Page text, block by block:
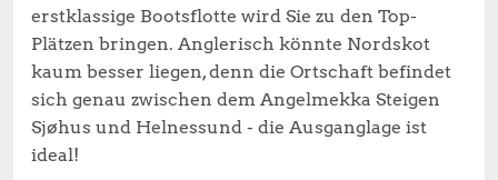
erstklassige Bootsflotte wird Sie zu den Top-
Plätzen bringen. Anglerisch könnte Nordskot
kaum besser liegen, denn die Ortschaft befindet
sich genau zwischen dem Angelmekka Steigen
Sjøhus und Helnessund - die Ausganglage ist
ideal!